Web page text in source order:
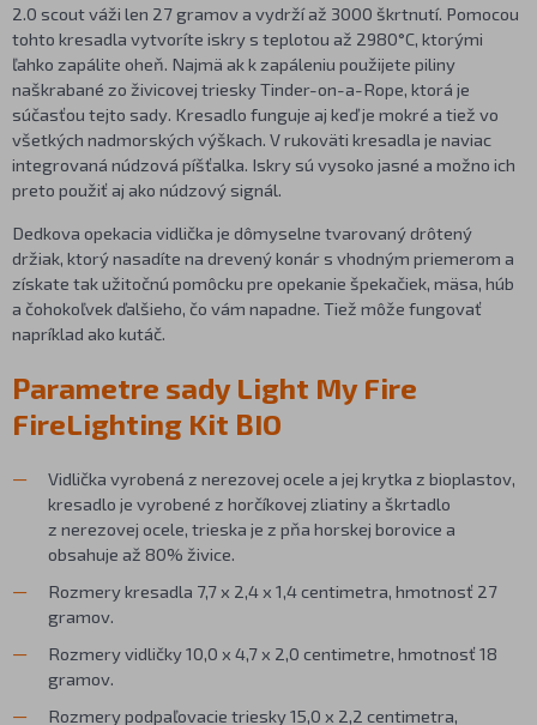
2.0 scout váži len 27 gramov a vydrží až 3000 škrtnutí. Pomocou
tohto kresadla vytvoríte iskry s teplotou až 2980°C, ktorými
ľahko zapálite oheň. Najmä ak k zapáleniu použijete piliny
naškrabané zo živicovej triesky Tinder-on-a-Rope, ktorá je
súčasťou tejto sady. Kresadlo funguje aj keď je mokré a tiež vo
všetkých nadmorských výškach. V rukoväti kresadla je naviac
integrovaná núdzová píšťalka. Iskry sú vysoko jasné a možno ich
preto použiť aj ako núdzový signál.
Dedkova opekacia vidlička je dômyselne tvarovaný drôtený
držiak, ktorý nasadíte na drevený konár s vhodným priemerom a
získate tak užitočnú pomôcku pre opekanie špekačiek, mäsa, húb
a čohokoľvek ďalšieho, čo vám napadne. Tiež môže fungovať
napríklad ako kutáč.
Parametre sady Light My Fire
FireLighting Kit BIO
Vidlička vyrobená z nerezovej ocele a jej krytka z bioplastov,
kresadlo je vyrobené z horčíkovej zliatiny a škrtadlo
z nerezovej ocele, trieska je z pňa horskej borovice a
obsahuje až 80% živice.
Rozmery kresadla 7,7 x 2,4 x 1,4 centimetra, hmotnosť 27
gramov.
Rozmery vidličky 10,0 x 4,7 x 2,0 centimetre, hmotnosť 18
gramov.
Rozmery podpaľovacie triesky 15,0 x 2,2 centimetra,